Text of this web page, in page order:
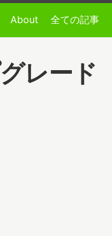
About 全ての記事
レード